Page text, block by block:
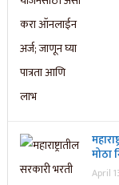
मोठा
April